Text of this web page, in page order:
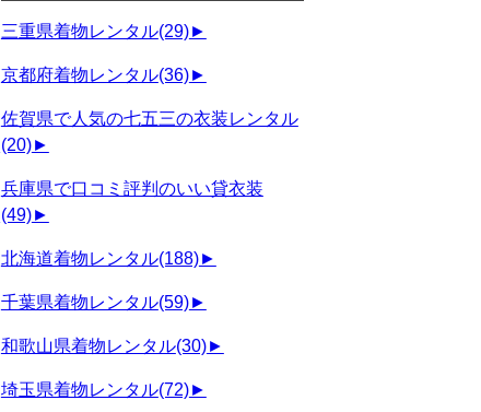
三重県着物レンタル(29)►
京都府着物レンタル(36)►
佐賀県で人気の七五三の衣装レンタル
(20)►
兵庫県で口コミ評判のいい貸衣装
(49)►
北海道着物レンタル(188)►
千葉県着物レンタル(59)►
和歌山県着物レンタル(30)►
埼玉県着物レンタル(72)►